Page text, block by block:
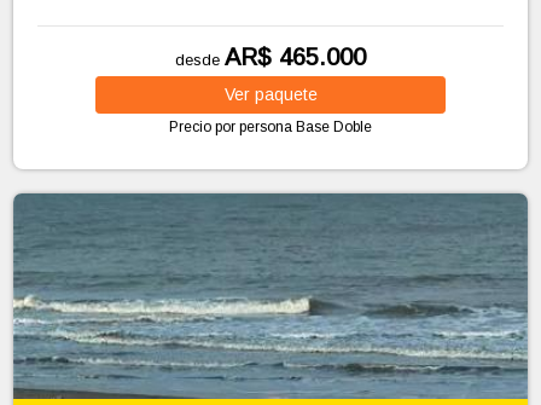
desde AR$ 465.000
Ver paquete
Precio por persona Base Doble